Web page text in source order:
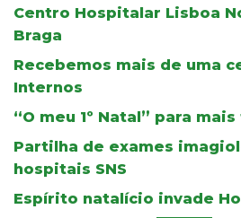
Centro Hospitalar Lisboa
Braga
Recebemos mais de uma
Internos
“O meu 1º Natal” para
Partilha de exames
hospitais SNS
Espírito natalício invade